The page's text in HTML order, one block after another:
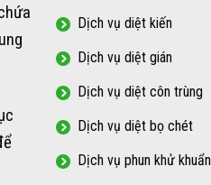
Dịch vụ diệt kiến
Dịch vụ diệt gián
Dịch vụ diệt côn trùng
Dịch vụ diệt bọ chét
Dịch vụ phun khử khuẩn